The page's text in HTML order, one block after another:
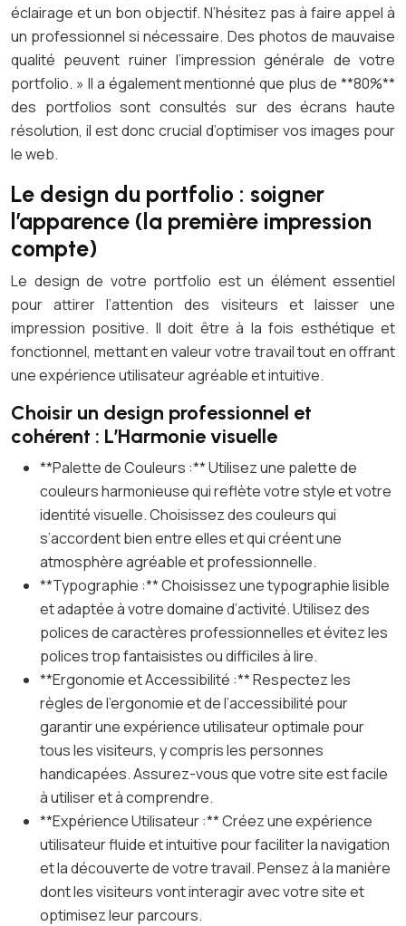
éclairage et un bon objectif. N’hésitez pas à faire appel à
un professionnel si nécessaire. Des photos de mauvaise
qualité peuvent ruiner l’impression générale de votre
portfolio. » Il a également mentionné que plus de **80%**
des portfolios sont consultés sur des écrans haute
résolution, il est donc crucial d’optimiser vos images pour
le web.
Le design du portfolio : soigner
l’apparence (la première impression
compte)
Le design de votre portfolio est un élément essentiel
pour attirer l’attention des visiteurs et laisser une
impression positive. Il doit être à la fois esthétique et
fonctionnel, mettant en valeur votre travail tout en offrant
une expérience utilisateur agréable et intuitive.
Choisir un design professionnel et
cohérent : L’Harmonie visuelle
**Palette de Couleurs :** Utilisez une palette de
couleurs harmonieuse qui reflète votre style et votre
identité visuelle. Choisissez des couleurs qui
s’accordent bien entre elles et qui créent une
atmosphère agréable et professionnelle.
**Typographie :** Choisissez une typographie lisible
et adaptée à votre domaine d’activité. Utilisez des
polices de caractères professionnelles et évitez les
polices trop fantaisistes ou difficiles à lire.
**Ergonomie et Accessibilité :** Respectez les
règles de l’ergonomie et de l’accessibilité pour
garantir une expérience utilisateur optimale pour
tous les visiteurs, y compris les personnes
handicapées. Assurez-vous que votre site est facile
à utiliser et à comprendre.
**Expérience Utilisateur :** Créez une expérience
utilisateur fluide et intuitive pour faciliter la navigation
et la découverte de votre travail. Pensez à la manière
dont les visiteurs vont interagir avec votre site et
optimisez leur parcours.